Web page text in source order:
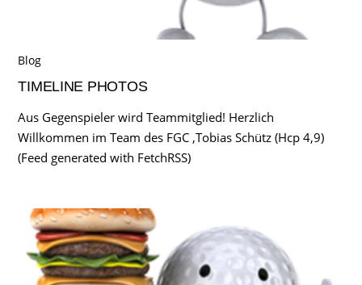
Blog
TIMELINE PHOTOS
Aus Gegenspieler wird Teammitglied! Herzlich
Willkommen im Team des FGC ,Tobias Schütz (Hcp 4,9)
(Feed generated with FetchRSS)